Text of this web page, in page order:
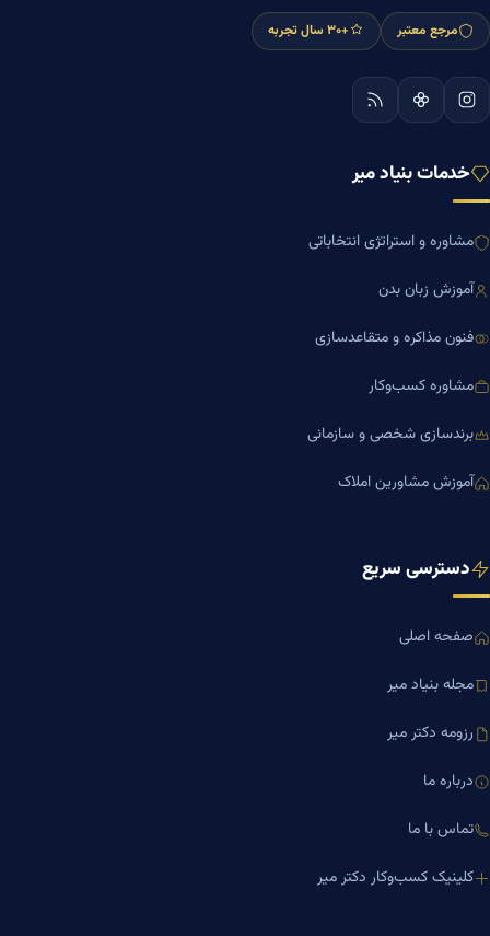
مرجع معتبر +۳۰ سال تجربه
خدمات بنیاد میر
مشاوره و استراتژی انتخاباتی
آموزش زبان بدن
فنون مذاکره و متقاعدسازی
مشاوره کسب‌وکار
برندسازی شخصی و سازمانی
آموزش مشاورین املاک
دسترسی سریع
صفحه اصلی
مجله بنیاد میر
رزومه دکتر میر
درباره ما
تماس با ما
کلینیک کسب‌وکار دکتر میر